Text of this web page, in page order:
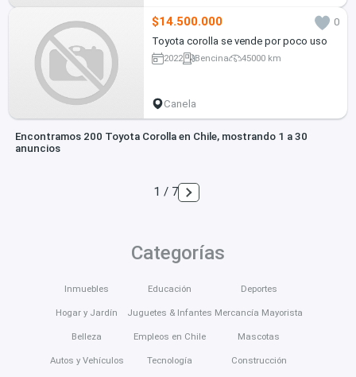
$14.500.000
0
Toyota corolla se vende por poco uso
2022 Bencina 45000 km
Canela
Encontramos 200 Toyota Corolla en Chile, mostrando 1 a 30
anuncios
1 / 7
Categorías
Inmuebles
Hogar y Jardín
Belleza
Autos y Vehículos
Educación
Juguetes & Infantes
Empleos en Chile
Tecnología
Deportes
Mercancía Mayorista
Mascotas
Construcción